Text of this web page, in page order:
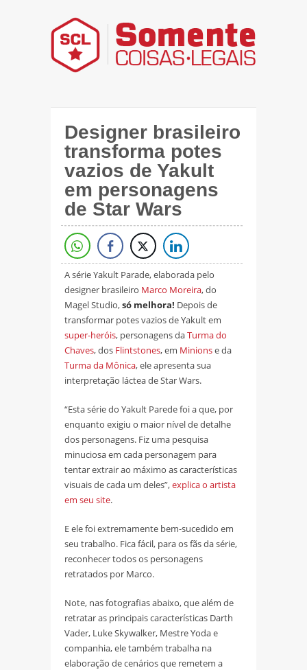
Designer brasileiro
transforma potes
vazios de Yakult
em personagens
de Star Wars
A série Yakult Parade, elaborada pelo
designer brasileiro Marco Moreira, do
Magel Studio,só melhora! Depois de
transformar potes vazios de Yakult em
super-heróis, personagens daTurma do
Chaves, dos Flintstones, em Minionse da
Turma da Mônica, ele apresenta sua
interpretação láctea de Star Wars.
“Esta série do Yakult Parede foi a que, por
enquanto exigiu o maior nível de detalhe
dos personagens. Fiz uma pesquisa
minuciosa em cada personagem para
tentar extrair ao máximo as características
visuais de cada um deles”,explica o artista
em seu site.
E ele foi extremamente bem-sucedido em
seu trabalho. Fica fácil, para os fãs da série,
reconhecer todos os personagens
retratados por Marco.
Note, nas fotografias abaixo, que além de
retratar as principais características Darth
Vader, Luke Skywalker, Mestre Yoda e
companhia, ele também trabalha na
elaboração de cenários que remetem a